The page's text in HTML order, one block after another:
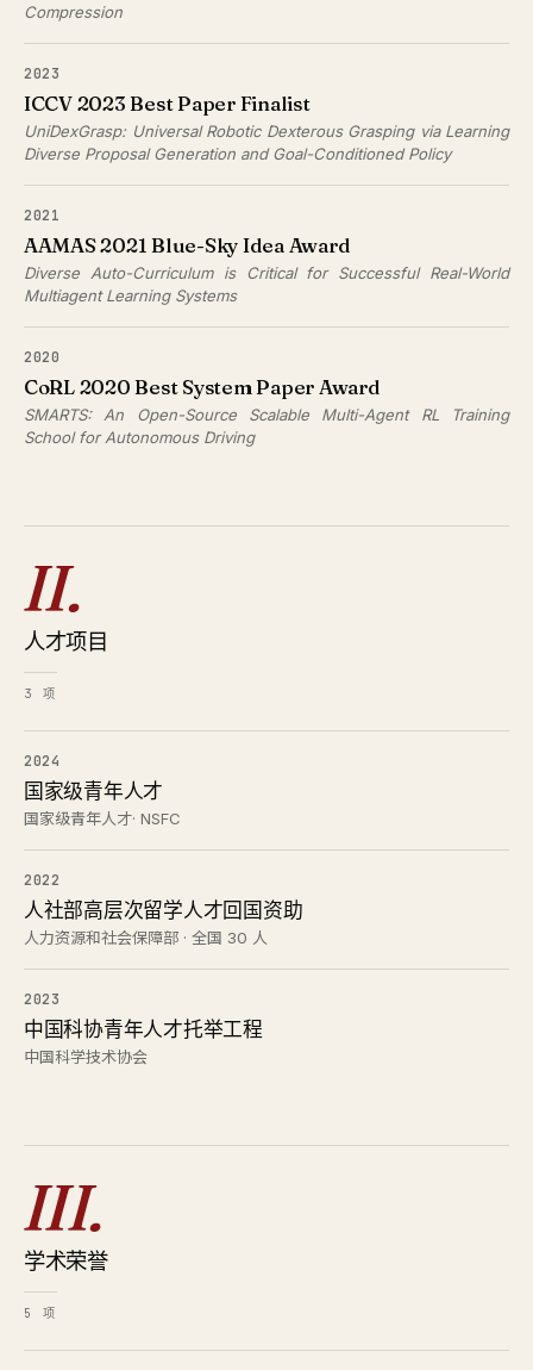
Compression
2023
ICCV 2023 Best Paper Finalist
UniDexGrasp: Universal Robotic Dexterous Grasping via Learning
Diverse Proposal Generation and Goal-Conditioned Policy
2021
AAMAS 2021 Blue-Sky Idea Award
Diverse Auto-Curriculum is Critical for Successful Real-World
Multiagent Learning Systems
2020
CoRL 2020 Best System Paper Award
SMARTS: An Open-Source Scalable Multi-Agent RL Training
School for Autonomous Driving
II.
人才项目
3 项
2024
国家级青年人才
国家级青年人才· NSFC
2022
人社部高层次留学人才回国资助
人力资源和社会保障部 · 全国 30 人
2023
中国科协青年人才托举工程
中国科学技术协会
III.
学术荣誉
5 项